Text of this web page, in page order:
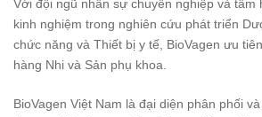
Với đội ngũ nhân sự chuyên nghiệp và tâm
kinh nghiệm trong nghiên cứu phát triển
chức năng và Thiết bị y tế, BioVagen ưu
hàng Nhi và Sản phụ khoa.
BioVagen Việt Nam là đại diện phân phối